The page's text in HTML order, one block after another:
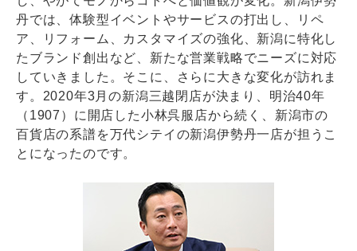
丹では、体験型イベントやサービスの打出し、リペ
ア、リフォーム、カスタマイズの強化、新潟に特化し
たブランド創出など、新たな営業戦略でニーズに対応
していきました。そこに、さらに大きな変化が訪れま
す。2020年3月の新潟三越閉店が決まり、明治40年
（1907）に開店した小林呉服店から続く、新潟市の
百貨店の系譜を万代シテイの新潟伊勢丹一店が担うこ
とになったのです。